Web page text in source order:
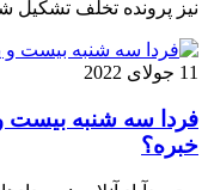
نیز پرونده تخلف
11 جولای 2022
خبره؟